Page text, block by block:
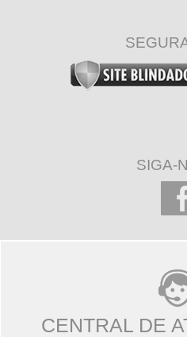
SIGA-
CENTRAL DE